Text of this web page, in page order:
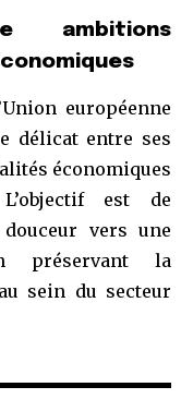
ambitions
européenne
délicat entre ses
économiques
est de
vers une
préservant la
sein du secteur